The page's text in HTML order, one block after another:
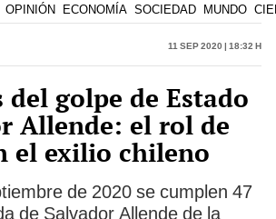
OPINIÓN ECONOMÍA SOCIEDAD MUNDO
11 Sep 2020 | 18:32 h
del golpe de Estado
Allende: el rol de
el exilio chileno
de 2020 se cumplen 47
de Salvador Allende de la